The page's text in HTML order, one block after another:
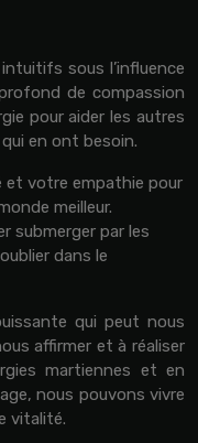
sous l’influence
de compassion
pour aider les autres
en ont besoin.
et votre empathie pour
meilleur.
submerger par les
dans le
qui peut nous
affirmer et à réaliser
martiennes et en
nous pouvons vivre
vitalité.